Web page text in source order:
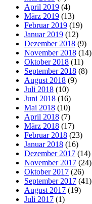
April 2019 (4)
März 2019 (13)
Februar 2019 (19)
Januar 2019 (12)
Dezember 2018 (9)
November 2018 (14)
Oktober 2018 (11)
September 2018 (8)
August 2018 (9)
Juli 2018 (10)
Juni 2018 (16)
Mai 2018 (10)
April 2018 (7)
März 2018 (17)
Februar 2018 (23)
Januar 2018 (16)
Dezember 2017 (14)
November 2017 (24)
Oktober 2017 (26)
September 2017 (41)
August 2017 (19)
Juli 2017 (1)